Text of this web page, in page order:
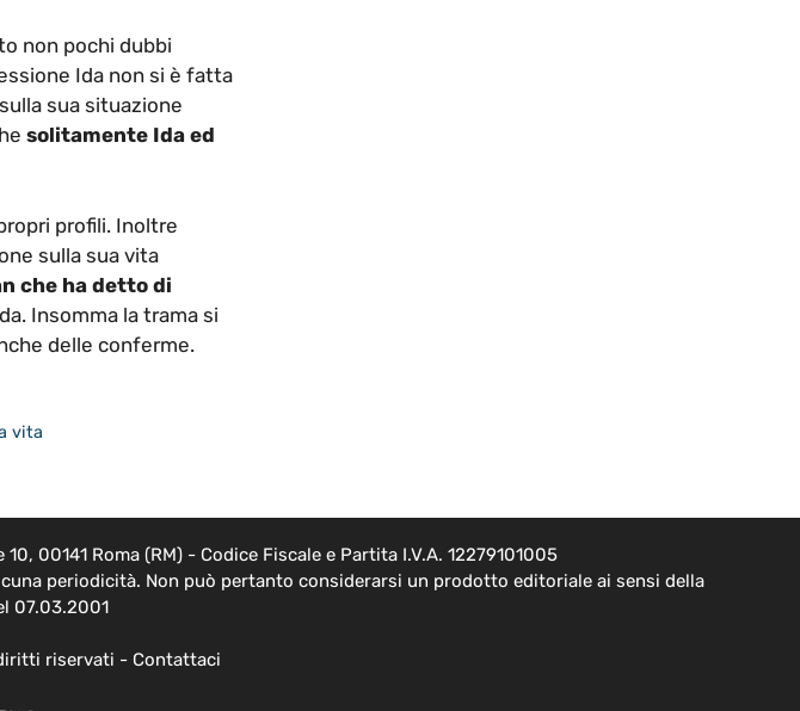
non pochi dubbi
Ida non si è fatta
sua situazione
solitamente Ida ed
profili. Inoltre
sulla sua vita
che ha detto di
Insomma la trama si
delle conferme.
vita
00141 Roma (RM) - Codice Fiscale e Partita I.V.A. 12279101005
periodicità. Non può pertanto considerarsi un prodotto editoriale ai sensi della
07.03.2001
riservati - Contattaci